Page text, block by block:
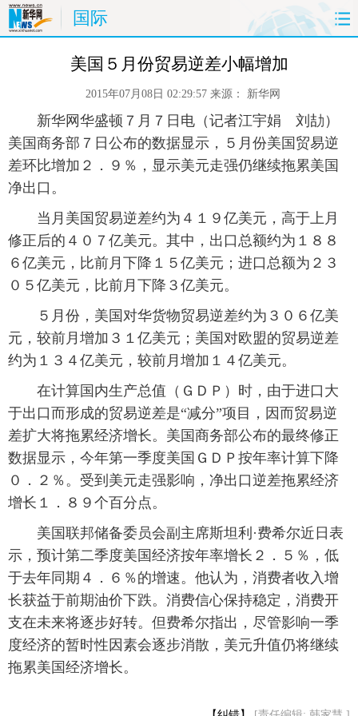
国际
时政 国际
体育 人事
时尚 思客 地方 法治
港澳
科技 能源 房产 公司
图片 视频 彩票 食品
金融 公益 军事 无人机
富媒体 摄影 新华广播
新华电视中文 新华电视英文 返回PC
美国５月份贸易逆差小幅增加
2015年07月08日 02:29:57 来源： 新华网
新华网华盛顿７月７日电（记者江宇娟 刘劼）
美国商务部７日公布的数据显示，５月份美国贸易逆
差环比增加２．９％，显示美元走强仍继续拖累美国
净出口。
当月美国贸易逆差约为４１９亿美元，高于上月
修正后的４０７亿美元。其中，出口总额约为１８８
６亿美元，比前月下降１５亿美元；进口总额为２３
０５亿美元，比前月下降３亿美元。
５月份，美国对华货物贸易逆差约为３０６亿美
元，较前月增加３１亿美元；美国对欧盟的贸易逆差
约为１３４亿美元，较前月增加１４亿美元。
在计算国内生产总值（ＧＤＰ）时，由于进口大
于出口而形成的贸易逆差是“减分”项目，因而贸易逆
差扩大将拖累经济增长。美国商务部公布的最终修正
数据显示，今年第一季度美国ＧＤＰ按年率计算下降
０．２％。受到美元走强影响，净出口逆差拖累经济
增长１．８９个百分点。
美国联邦储备委员会副主席斯坦利·费希尔近日表
示，预计第二季度美国经济按年率增长２．５％，低
于去年同期４．６％的增速。他认为，消费者收入增
长获益于前期油价下跌。消费信心保持稳定，消费开
支在未来将逐步好转。但费希尔指出，尽管影响一季
度经济的暂时性因素会逐步消散，美元升值仍将继续
拖累美国经济增长。